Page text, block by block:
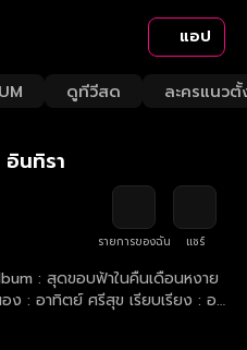
แอป
ดูทีวีสด ละครแนวตั้
Loaded:
21.71%
Rate
นทิรา
รายการของฉัน
แชร์
: สุดขอบฟ้าในคืนเดือนหงาย
: อาทิตย์ ศรีสุข เรียบเรียง : ออ